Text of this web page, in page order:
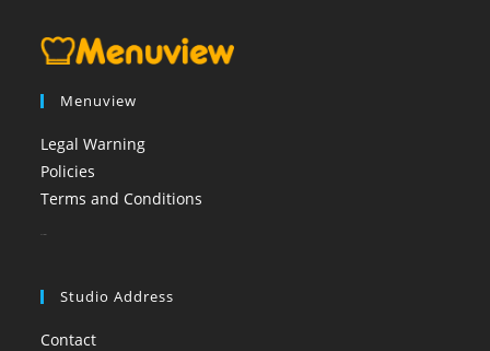
Menuview
Legal Warning
Policies
Terms and Conditions
Studio Address
Contact